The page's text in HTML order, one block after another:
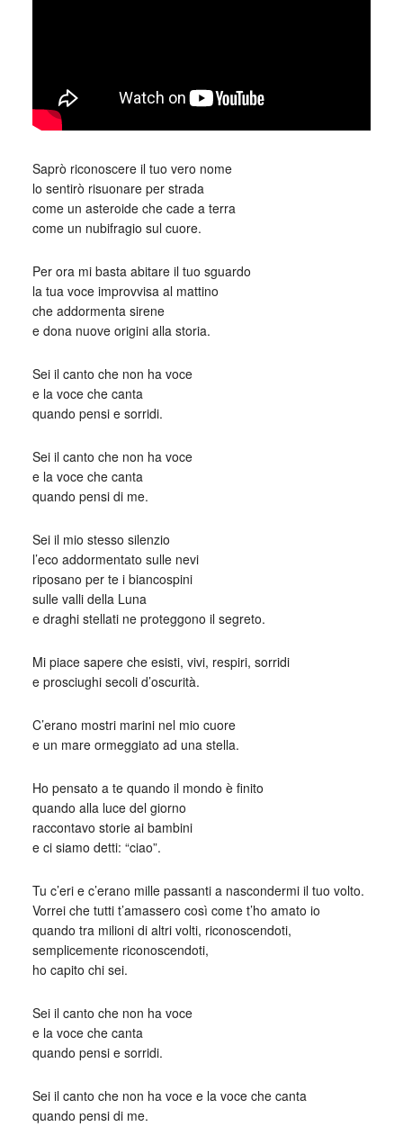
Saprò riconoscere il tuo vero nome
lo sentirò risuonare per strada
come un asteroide che cade a terra
come un nubifragio sul cuore.
Per ora mi basta abitare il tuo sguardo
la tua voce improvvisa al mattino
che addormenta sirene
e dona nuove origini alla storia.
Sei il canto che non ha voce
e la voce che canta
quando pensi e sorridi.
Sei il canto che non ha voce
e la voce che canta
quando pensi di me.
Sei il mio stesso silenzio
l’eco addormentato sulle nevi
riposano per te i biancospini
sulle valli della Luna
e draghi stellati ne proteggono il segreto.
Mi piace sapere che esisti, vivi, respiri, sorridi
e prosciughi secoli d’oscurità.
C’erano mostri marini nel mio cuore
e un mare ormeggiato ad una stella.
Ho pensato a te quando il mondo è finito
quando alla luce del giorno
raccontavo storie ai bambini
e ci siamo detti: “ciao”.
Tu c’eri e c’erano mille passanti a nascondermi il tuo volto.
Vorrei che tutti t’amassero così come t’ho amato io
quando tra milioni di altri volti, riconoscendoti,
semplicemente riconoscendoti,
ho capito chi sei.
Sei il canto che non ha voce
e la voce che canta
quando pensi e sorridi.
Sei il canto che non ha voce e la voce che canta
quando pensi di me.